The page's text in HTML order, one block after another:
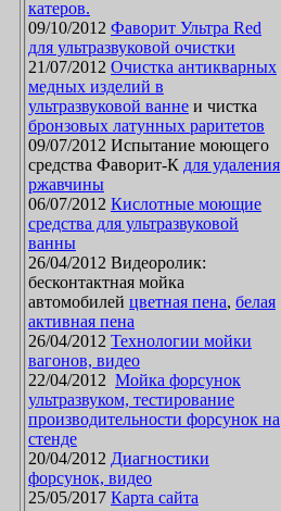
катеров.
09/10/2012 Фаворит Ультра Red
для ультразвуковой очистки
21/07/2012 Очистка антикварных
медных изделий в
ультразвуковой ванне и чистка
бронзовых латунных раритетов
09/07/2012 Испытание моющего
средства Фаворит-К для удаления
ржавчины
06/07/2012 Кислотные моющие
средства для ультразвуковой
ванны
26/04/2012 Видеоролик:
бесконтактная мойка
автомобилей цветная пена, белая
активная пена
26/04/2012 Технологии мойки
вагонов, видео
22/04/2012 Мойка форсунок
ультразвуком, тестирование
производительности форсунок на
стенде
20/04/2012 Диагностики
форсунок, видео
25/05/2017 Карта сайта